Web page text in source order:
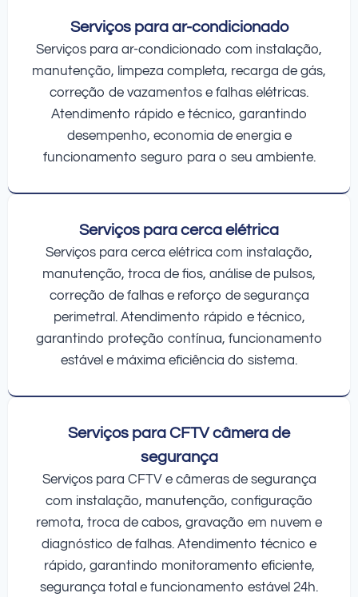
Serviços para ar-condicionado
Serviços para ar-condicionado com instalação,
manutenção, limpeza completa, recarga de gás,
correção de vazamentos e falhas elétricas.
Atendimento rápido e técnico, garantindo
desempenho, economia de energia e
funcionamento seguro para o seu ambiente.
Serviços para cerca elétrica
Serviços para cerca elétrica com instalação,
manutenção, troca de fios, análise de pulsos,
correção de falhas e reforço de segurança
perimetral. Atendimento rápido e técnico,
garantindo proteção contínua, funcionamento
estável e máxima eficiência do sistema.
Serviços para CFTV câmera de
segurança
Serviços para CFTV e câmeras de segurança
com instalação, manutenção, configuração
remota, troca de cabos, gravação em nuvem e
diagnóstico de falhas. Atendimento técnico e
rápido, garantindo monitoramento eficiente,
segurança total e funcionamento estável 24h.